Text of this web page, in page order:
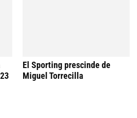
El Sporting prescinde de
Miguel Torrecilla